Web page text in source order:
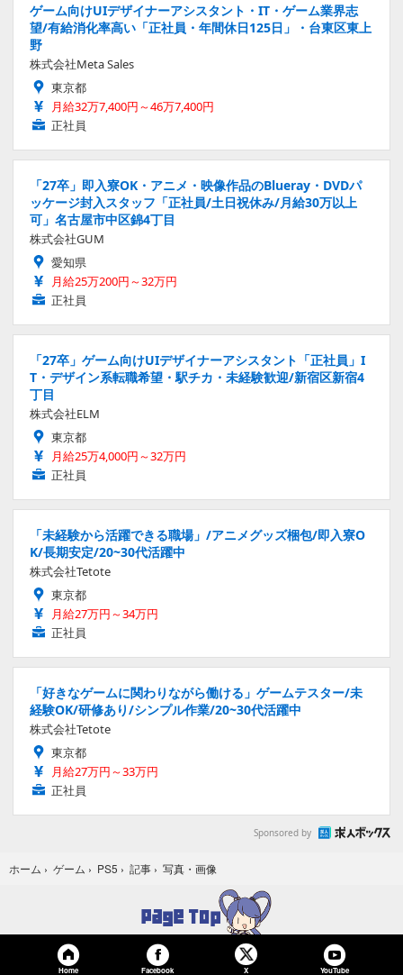
ゲーム向けUIデザイナーアシスタント・IT・ゲーム業界志
望/有給消化率高い「正社員・年間休日125日」・台東区東上
野
株式会社Meta Sales
東京都
月給32万7,400円～46万7,400円
正社員
「27卒」即入寮OK・アニメ・映像作品のBlueray・DVDパ
ッケージ封入スタッフ「正社員/土日祝休み/月給30万以上
可」名古屋市中区錦4丁目
株式会社GUM
愛知県
月給25万200円～32万円
正社員
「27卒」ゲーム向けUIデザイナーアシスタント「正社員」I
T・デザイン系転職希望・駅チカ・未経験歓迎/新宿区新宿4
丁目
株式会社ELM
東京都
月給25万4,000円～32万円
正社員
「未経験から活躍できる職場」/アニメグッズ梱包/即入寮O
K/長期安定/20~30代活躍中
株式会社Tetote
東京都
月給27万円～34万円
正社員
「好きなゲームに関わりながら働ける」ゲームテスター/未
経験OK/研修あり/シンプル作業/20~30代活躍中
株式会社Tetote
東京都
月給27万円～33万円
正社員
Sponsored by
ホーム › ゲーム › PS5 › 記事 › 写真・画像
Home Facebook X YouTube